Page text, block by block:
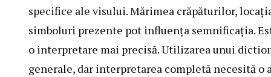
specifice ale visului. Mărimea crăpăturilor,
simboluri prezente pot influența semnificația.
o interpretare mai precisă. Utilizarea unui
generale, dar interpretarea completă necesită o